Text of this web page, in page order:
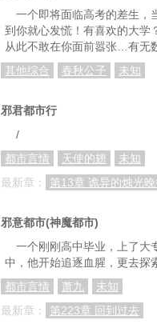
一个即将面临高考的差生，
到你就心发慌！有喜欢的大学
从此不敢在你面前嚣张…有无
其他综合
春秋公子 未知
邪君都市行
/
都市言情
天使的翅
未知
最新章：
第13章 诡异的烛光晚
邪意都市(神魔都市)
一个刚刚高中毕业，上了大
中，他开始追逐血腥，更去探
都市言情
萧九
未知
最新章：
第223章 回到过去